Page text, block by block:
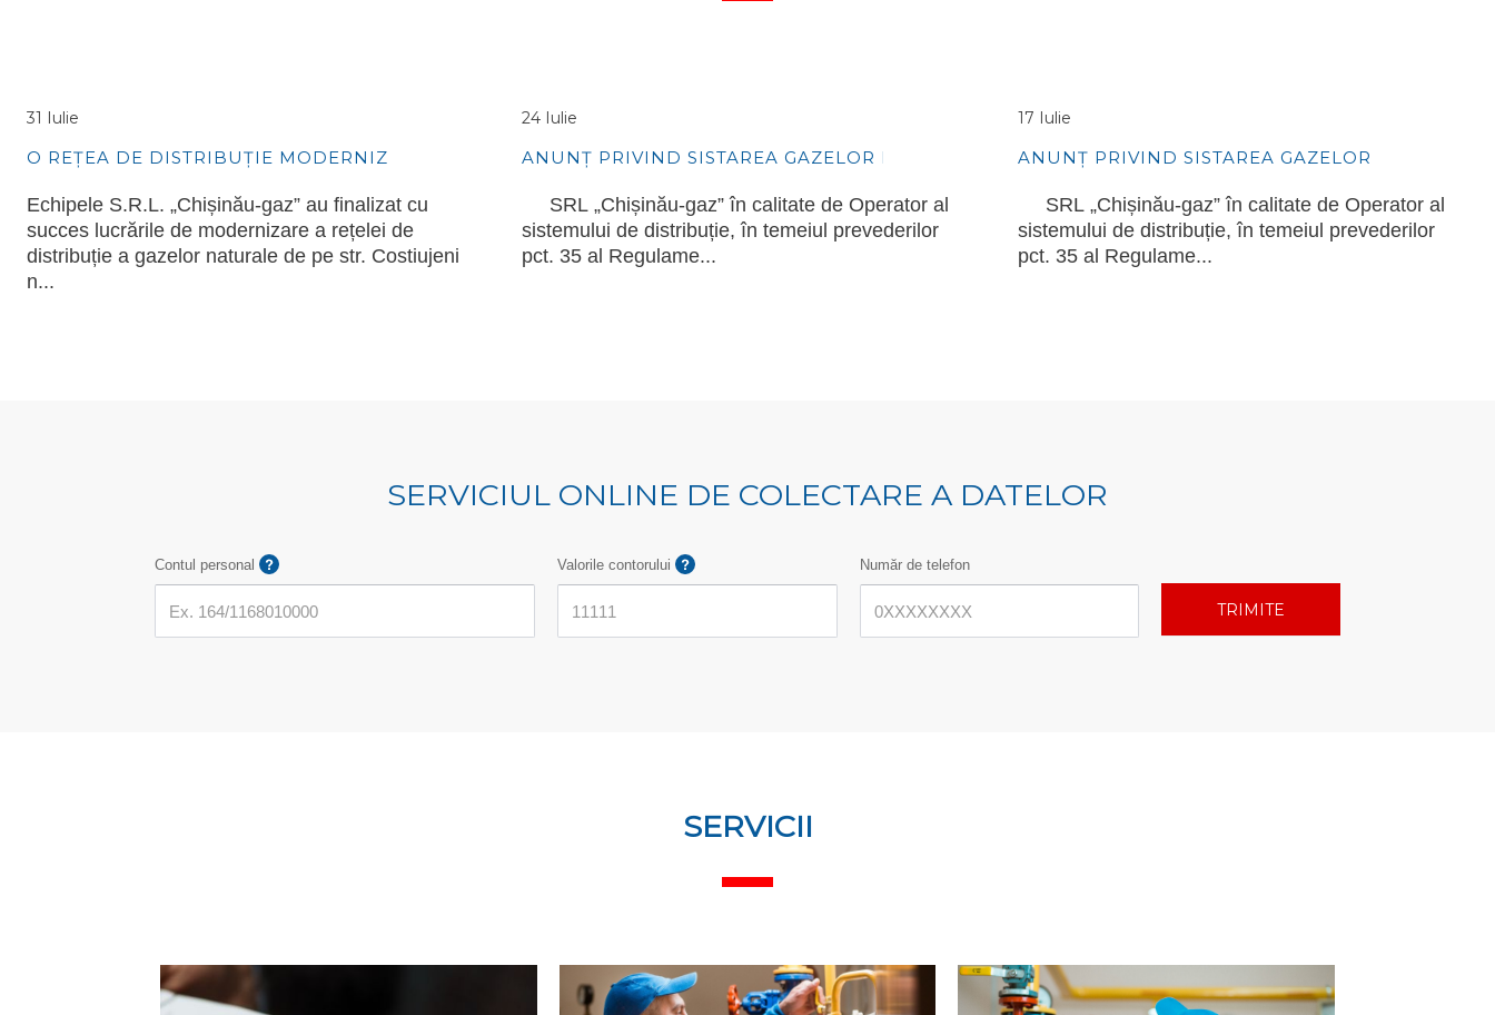
31 Iulie
O REȚEA DE DISTRIBUȚIE MODERNIZATĂ...
Echipele S.R.L. „Chișinău-gaz” au finalizat cu
succes lucrările de modernizare a rețelei de
distribuție a gazelor naturale de pe str. Costiujeni
n...
24 Iulie
ANUNȚ PRIVIND SISTAREA GAZELOR NATU...
SRL „Chișinău-gaz” în calitate de Operator al
sistemului de distribuție, în temeiul prevederilor
pct. 35 al Regulame...
17 Iulie
ANUNȚ PRIVIND SISTAREA GAZELOR NATU...
SRL „Chișinău-gaz” în calitate de Operator al
sistemului de distribuție, în temeiul prevederilor
pct. 35 al Regulame...
SERVICIUL ONLINE DE COLECTARE A DATELOR
Contul personal Valorile contorului Număr de telefon
TRIMITE
SERVICII